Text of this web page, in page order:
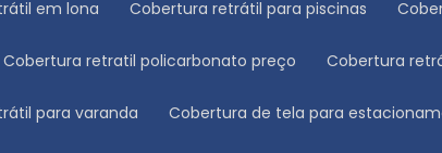
em lona Cobertura retrátil para piscinas
Cobertura retratil policarbonato preço Cobertura
para varanda Cobertura de tela para